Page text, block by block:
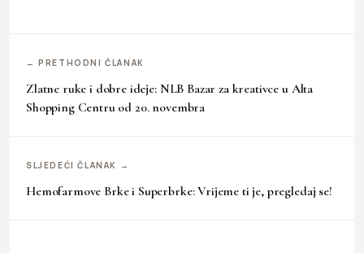
← PRETHODNI ČLANAK
Zlatne ruke i dobre ideje: NLB Bazar za kreativce u Alta
Shopping Centru od 20. novembra
SLJEDEĆI ČLANAK →
Hemofarmove Brke i Superbrke: Vrijeme ti je, pregledaj se!